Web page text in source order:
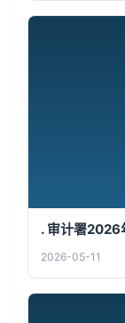
. 审计署2026
2026-05-11